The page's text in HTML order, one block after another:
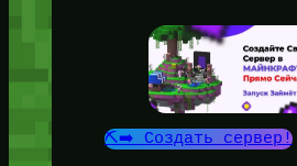
⛏️➡️ Создать сервер!